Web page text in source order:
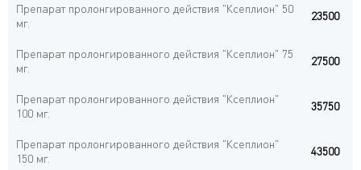
Препарат пролонгированного действия "Ксеплион" 50
мг.
23500
Препарат пролонгированного действия "Ксеплион" 75
мг.
27500
Препарат пролонгированного действия "Ксеплион"
100 мг.
35750
Препарат пролонгированного действия "Ксеплион"
150 мг.
43500